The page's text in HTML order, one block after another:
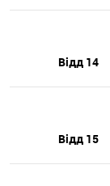
Відд 14
Відд 15